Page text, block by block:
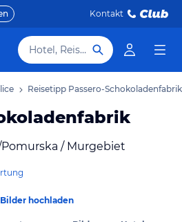
Kontakt
Hotel, Reiseziel
Reisetipp Passero-Schokoladenfabrik
/ Murgebiet
Bilder hochladen